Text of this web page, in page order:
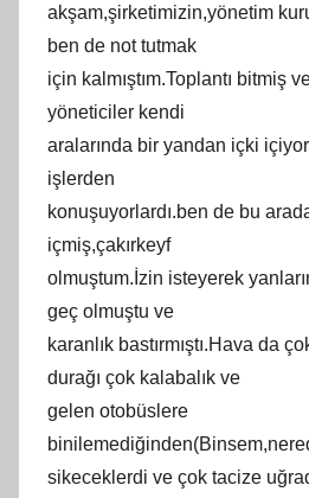
akşam,şirketimizin,yönetim
ben de not tutmak
için kalmıştım.Toplantı bitmiş
yöneticiler kendi
aralarında bir yandan içki
işlerden
konuşuyorlardı.ben de bu
içmiş,çakırkeyf
olmuştum.İzin isteyerek
geç olmuştu ve
karanlık bastırmıştı.Hava da
durağı çok kalabalık ve
gelen otobüslere
sikeceklerdi ve çok tacize